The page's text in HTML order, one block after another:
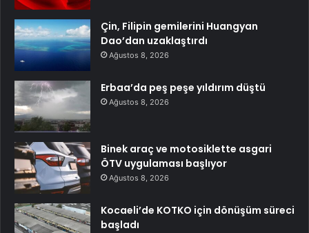
Çin, Filipin gemilerini Huangyan
Dao’dan uzaklaştırdı
Ağustos 8, 2026
Erbaa’da peş peşe yıldırım düştü
Ağustos 8, 2026
Binek araç ve motosiklette asgari
ÖTV uygulaması başlıyor
Ağustos 8, 2026
Kocaeli’de KOTKO için dönüşüm süreci
başladı